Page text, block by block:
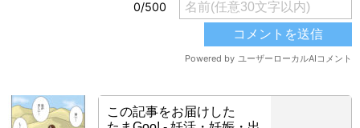
この記事をお届けした